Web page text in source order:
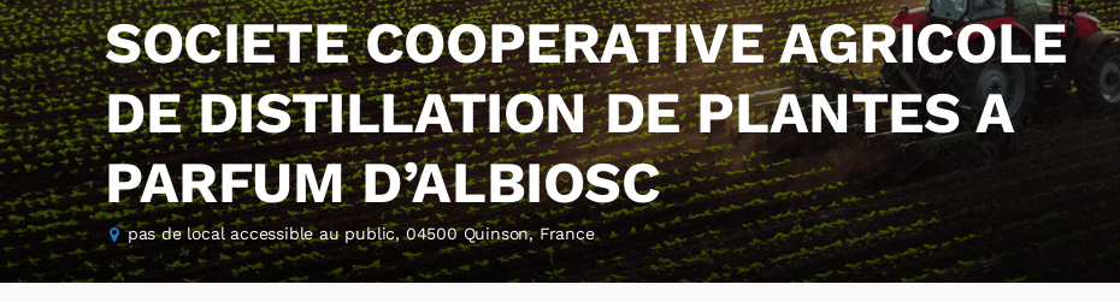
SOCIETE COOPERATIVE AGRICOLE
DE DISTILLATION DE PLANTES A
PARFUM D’ALBIOSC
pas de local accessible au public, 04500 Quinson, France